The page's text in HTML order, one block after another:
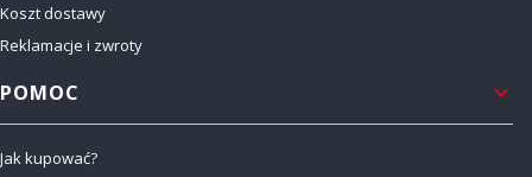
Koszt dostawy
Reklamacje i zwroty
POMOC
Jak kupować?